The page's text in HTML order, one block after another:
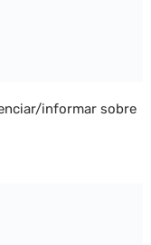
informar sobre